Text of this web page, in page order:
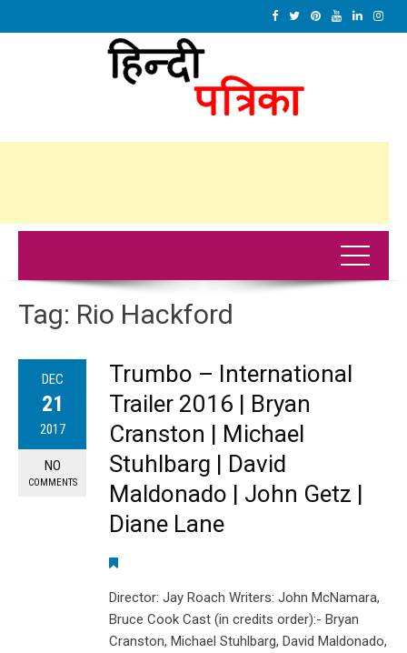
Tag: Rio Hackford
DEC
21
2017
NO
COMMENTS
Trumbo – International
Trailer 2016 | Bryan
Cranston | Michael
Stuhlbarg | David
Maldonado | John Getz |
Diane Lane
Director: Jay Roach Writers: John McNamara,
Bruce Cook Cast (in credits order):- Bryan
Cranston, Michael Stuhlbarg, David Maldonado,